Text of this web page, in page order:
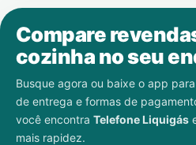
Compare
cozinha no seu
Busque agora ou baixe o app
de entrega e formas de
você encontra Telefone Liquigás
mais rapidez.